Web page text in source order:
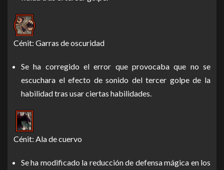
Cénit: Garras de oscuridad
Se ha corregido el error que provocaba que no se
escuchara el efecto de sonido del tercer golpe de la
habilidad tras usar ciertas habilidades.
Cénit: Ala de cuervo
Se ha modificado la reducción de defensa mágica en los